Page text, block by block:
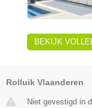
BEKIJK
Rolluik Vlaanderen
Niet gevestigd in